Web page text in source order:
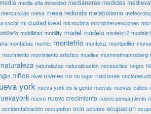
media media-alta densidad medianeras medidas
mercancias mesa mesa redonda metabolismo
social mi ciudad ideal microclima microintervenciones
mobilidad mobility model modelo modelo12
montañas monte; montefrio monteluz montpellier
movimiento movimiento artistico muelles mummelmannsberg
naturaleza naturalezas naturalización necessities negro
niños nivel niveles no no lugar nociones
york nueva york es la gente nuevas nuevas calles
nuevo nuevo crecimiento nuevo pensamiento
occidentalización occupation ocio octubre ocupacion